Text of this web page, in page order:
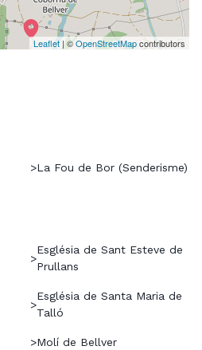
Leaflet | ©OpenStreetMapcontributors
>La Fou de Bor (Senderisme)
>
Església de Sant Esteve de
Prullans
>
Església de Santa Maria de
Talló
>Molí de Bellver